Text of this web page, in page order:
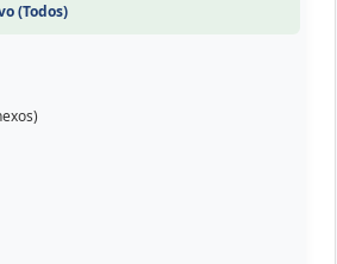
(Todos)